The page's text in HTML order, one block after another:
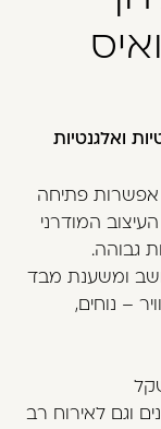
במיוחד.
של
ואלגנטיות
באורך 2 מטר עם אפשרות פתיחה
העיצוב המודרני
מושב ומשענת מבד
– נוחים,
וגם לאירוח רב